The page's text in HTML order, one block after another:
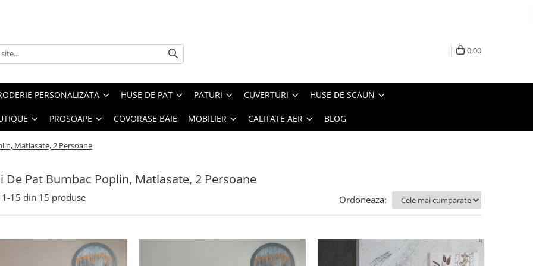
0,00
PERSONALIZATA HUSE DE PAT PATURI CUVERTURI HUSE DE SCAUN
PROSOAPE COVORASE BAIE MOBILIER CALITATE AER BLOG
Matlasate, 2 Persoane
De Pat Bumbac Poplin, Matlasate, 2 Persoane
1-15 din 15 produse Ordoneaza: